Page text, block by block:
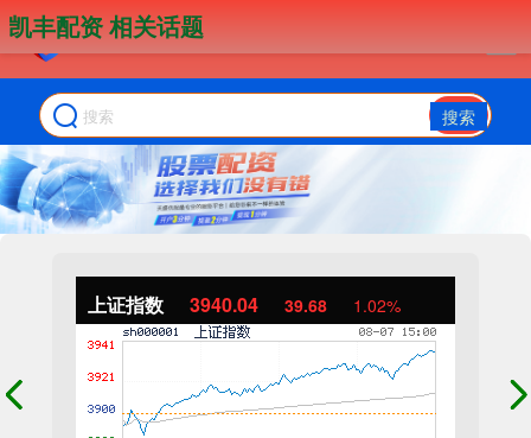
搜索
上证指数 3940.04 39.68 1.02%
凯丰配资 相关话题